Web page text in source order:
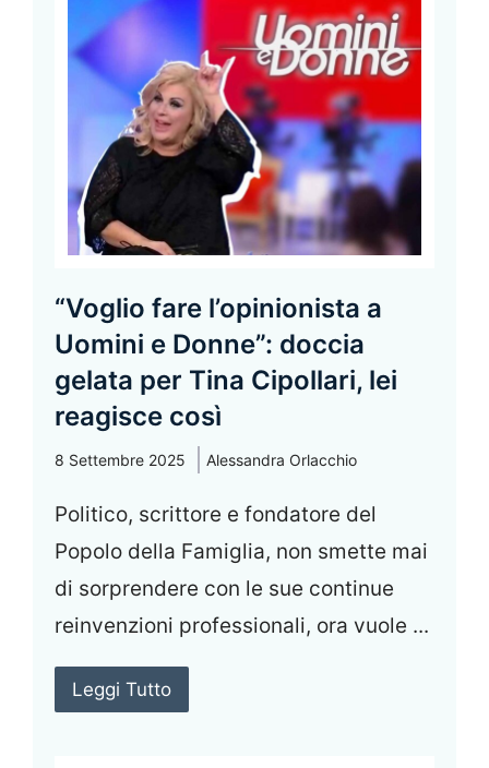
“Voglio fare l’opinionista a
Uomini e Donne”: doccia
gelata per Tina Cipollari, lei
reagisce così
8 Settembre 2025 Alessandra Orlacchio
Politico, scrittore e fondatore del
Popolo della Famiglia, non smette mai
di sorprendere con le sue continue
reinvenzioni professionali, ora vuole ...
Leggi Tutto